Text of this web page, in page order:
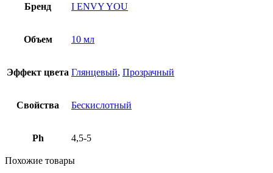
Бренд I ENVY YOU
Объем 10 мл
Эффект цвета Глянцевый, Прозрачный
Свойства Бескислотный
Ph 4,5-5
Похожие товары